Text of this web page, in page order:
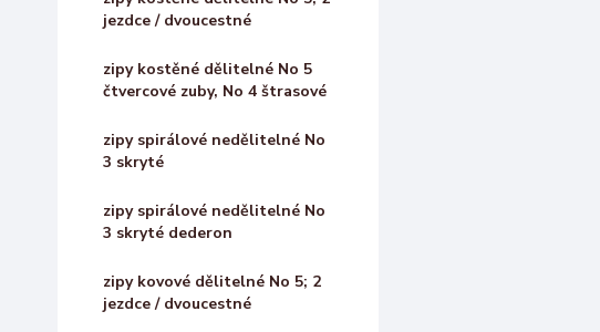
jezdce / dvoucestné
zipy kostěné dělitelné No 5
čtvercové zuby, No 4 štrasové
zipy spirálové nedělitelné No
3 skryté
zipy spirálové nedělitelné No
3 skryté dederon
zipy kovové dělitelné No 5; 2
jezdce / dvoucestné